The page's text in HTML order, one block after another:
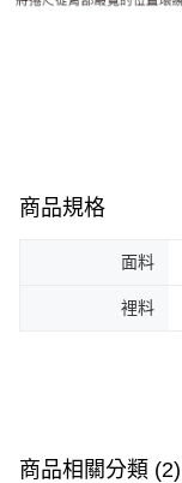
商品規格
面料
裡料
商品相關分類 (2)